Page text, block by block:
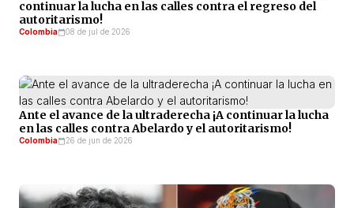
continuar la lucha en las calles contra el regreso del
autoritarismo!
Colombia 08 de jul de 2026
Ante el avance de la ultraderecha ¡A continuar la lucha
en las calles contra Abelardo y el autoritarismo!
Colombia 26 de jun de 2026